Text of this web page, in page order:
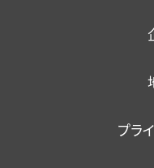
ファカルテ
各
プラ